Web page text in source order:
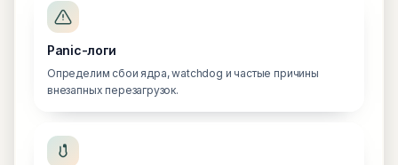
Panic-логи
Определим сбои ядра, watchdog и частые причины
внезапных перезагрузок.